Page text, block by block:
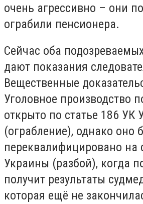
очень агрессивно – они
ограбили пенсионера.
Сейчас оба
дают показания
Вещественные
Уголовное производство
открыто по статье 186 УК
(ограбление), однако оно
переквалифицировано на
Украины (разбой), когда
получит результаты
которая ещё не